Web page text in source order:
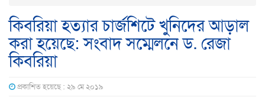
কিবরিয়া হত্যার চার্জশিটে খুনিদের আড়াল
করা হয়েছে: সংবাদ সম্মেলনে ড. রেজা
কিবরিয়া
প্রকাশিত হয়েছে : ২৯ মে ২০১৯